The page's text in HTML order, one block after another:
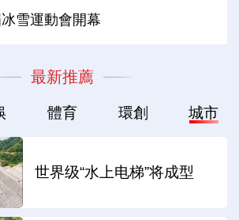
雪運動會開幕
最新推薦
體育 環創 城市
世界级“水上电梯”将成型